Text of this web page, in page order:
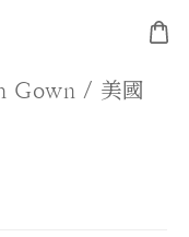
Gown / 美國